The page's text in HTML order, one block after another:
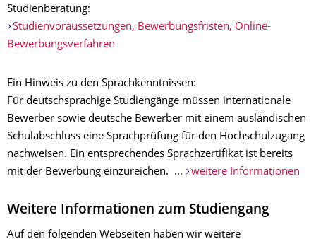
Studienberatung:
Studienvoraussetzungen, Bewerbungsfristen, Online-
Bewerbungsverfahren
Ein Hinweis zu den Sprachkenntnissen:
Für deutschsprachige Studiengänge müssen internationale
Bewerber sowie deutsche Bewerber mit einem ausländischen
Schulabschluss eine Sprachprüfung für den Hochschulzugang
nachweisen. Ein entsprechendes Sprachzertifikat ist bereits
mit der Bewerbung einzureichen. ...
weitere Informationen
Weitere Informationen zum Studiengang
Auf den folgenden Webseiten haben wir weitere